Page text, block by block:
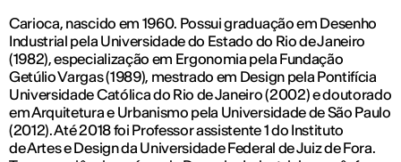
Carioca, nascido em 1960. Possui graduação em Desenho
Industrial pela Universidade do Estado do Rio de Janeiro
(1982), especialização em Ergonomia pela Fundação
Getúlio Vargas (1989), mestrado em Design pela Pontifícia
Universidade Católica do Rio de Janeiro (2002) e doutorado
em Arquitetura e Urbanismo pela Universidade de São Paulo
(2012). Até 2018 foi Professor assistente 1 do Instituto
de Artes e Design da Universidade Federal de Juiz de Fora.